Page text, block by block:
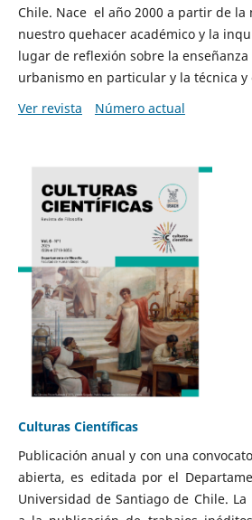
Chile. Nace el año 2000 a partir de
nuestro quehacer académico y la
lugar de reflexión sobre la
urbanismo en particular y la técnica
Ver revista
Número actual
Culturas Científicas
Publicación anual y con una
abierta, es editada por el
Universidad de Santiago de Chile.